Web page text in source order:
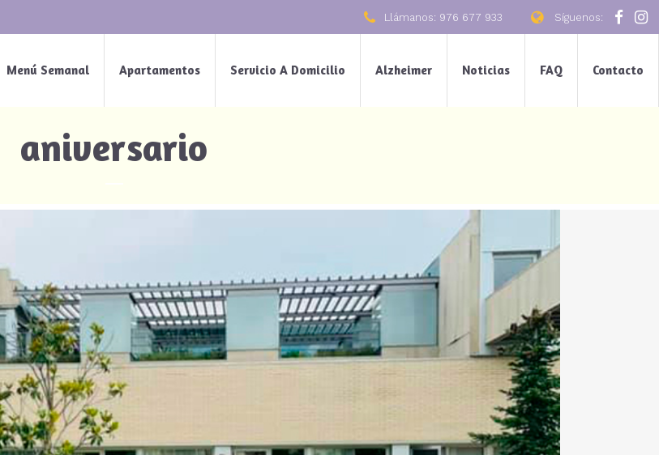
Llámanos: 976 677 933 Síguenos:
Menú Semanal Apartamentos Servicio A Domicilio Alzheimer Noticias FAQ Contacto
aniversario